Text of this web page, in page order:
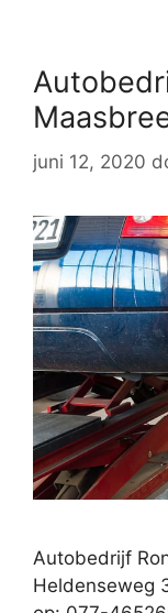
juni 12, 2020
Autobedrijf
Heldenseweg